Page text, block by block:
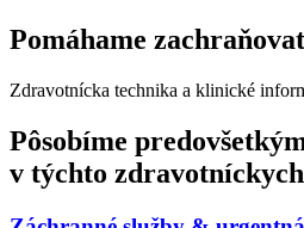
Pomáhame
Zdravotnícka technika a klinické
Pôsobíme
v týchto